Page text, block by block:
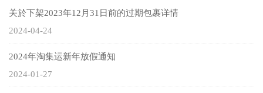
关於下架2023年12月31日前的过期包裹详情
2024-04-24
2024年淘集运新年放假通知
2024-01-27